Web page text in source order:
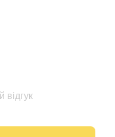
відгук